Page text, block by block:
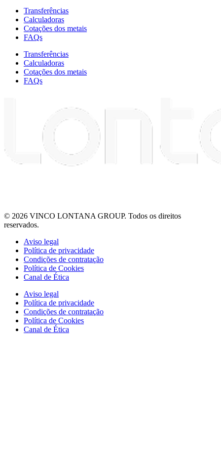
Transferências
Calculadoras
Cotações dos metais
FAQs
Transferências
Calculadoras
Cotações dos metais
FAQs
© 2026 VINCO LONTANA GROUP. Todos os direitos
reservados.
Aviso legal
Política de privacidade
Condições de contratação
Política de Cookies
Canal de Ética
Aviso legal
Política de privacidade
Condições de contratação
Política de Cookies
Canal de Ética